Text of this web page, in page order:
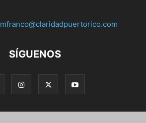
mfranco@claridadpuertorico.com
SÍGUENOS